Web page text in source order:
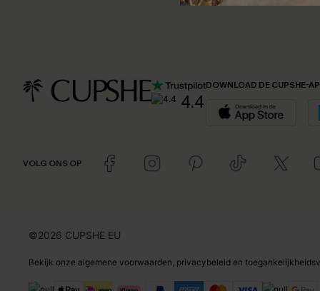
4.4
DOWNLOAD DE CUPSHE-
VOLG ONS OP
©2026 CUPSHE EU
Bekijk onze algemene voorwaarden privacybeleid en